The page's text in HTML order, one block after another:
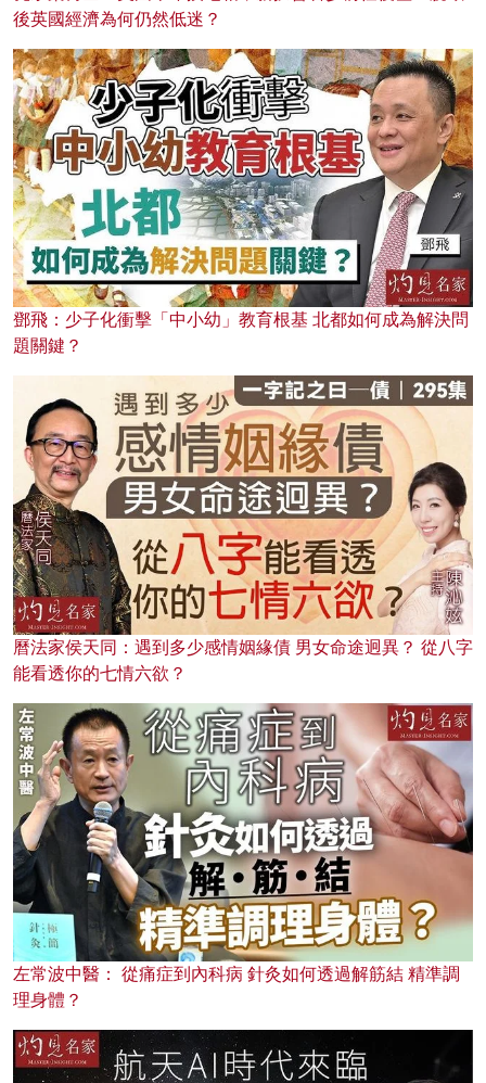
後英國經濟為何仍然低迷？
鄧飛：少子化衝擊「中小幼」教育根基 北都如何成為解決問
題關鍵？
曆法家侯天同：遇到多少感情姻緣債 男女命途迥異？ 從八字
能看透你的七情六欲？
左常波中醫： 從痛症到內科病 針灸如何透過解筋結 精準調
理身體？